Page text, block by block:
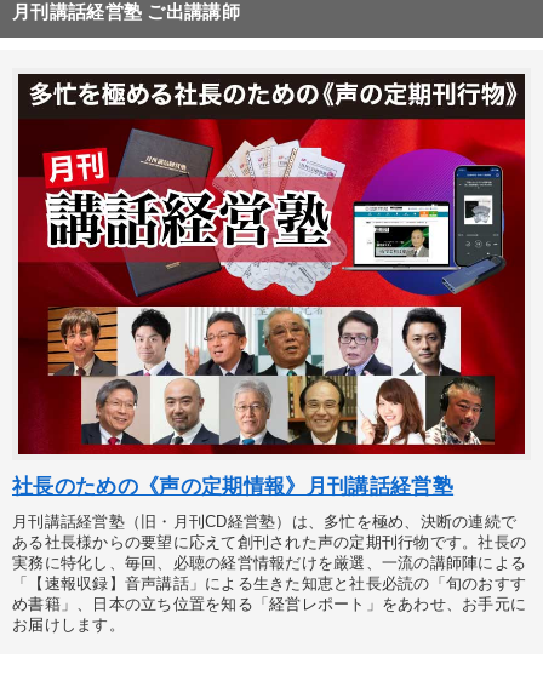
月刊講話経営塾 ご出講講師
社長のための《声の定期情報》月刊講話経営塾
月刊講話経営塾（旧・月刊CD経営塾）は、多忙を極め、決断の連続で
ある社長様からの要望に応えて創刊された声の定期刊行物です。社長の
実務に特化し、毎回、必聴の経営情報だけを厳選、一流の講師陣による
「【速報収録】音声講話」による生きた知恵と社長必読の「旬のおすす
め書籍」、日本の立ち位置を知る「経営レポート」をあわせ、お手元に
お届けします。